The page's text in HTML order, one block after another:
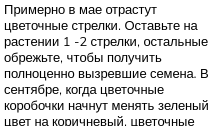
Примерно в мае отрастут
цветочные стрелки. Оставьте на
растении 1 -2 стрелки, остальные
обрежьте, чтобы получить
полноценно вызревшие семена. В
сентябре, когда цветочные
коробочки начнут менять зеленый
цвет на коричневый, цветочные